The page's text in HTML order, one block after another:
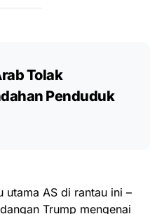
Tolak
Penduduk
utama AS di rantau ini –
Trump mengenai